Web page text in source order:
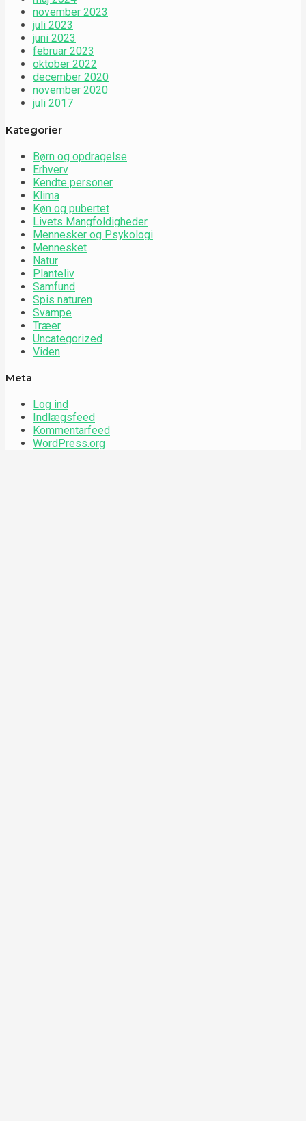
november 2023
juli 2023
juni 2023
februar 2023
oktober 2022
december 2020
november 2020
juli 2017
Kategorier
Børn og opdragelse
Erhverv
Kendte personer
Klima
Køn og pubertet
Livets Mangfoldigheder
Mennesker og Psykologi
Mennesket
Natur
Planteliv
Samfund
Spis naturen
Svampe
Træer
Uncategorized
Viden
Meta
Log ind
Indlægsfeed
Kommentarfeed
WordPress.org